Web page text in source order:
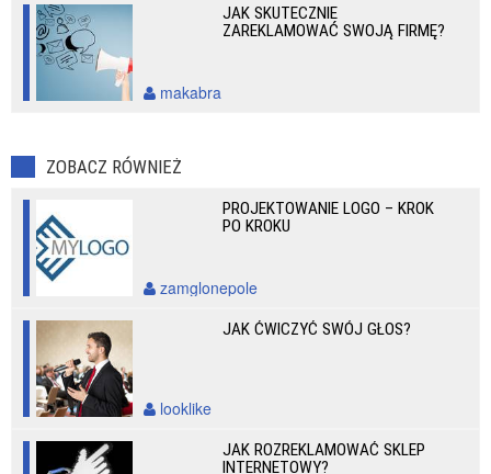
JAK SKUTECZNIE
ZAREKLAMOWAĆ SWOJĄ FIRMĘ?
makabra
ZOBACZ RÓWNIEŻ
PROJEKTOWANIE LOGO – KROK
PO KROKU
zamglonepole
JAK ĆWICZYĆ SWÓJ GŁOS?
looklike
JAK ROZREKLAMOWAĆ SKLEP
INTERNETOWY?